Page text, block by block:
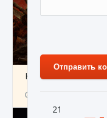
Как найти
Отправить
21